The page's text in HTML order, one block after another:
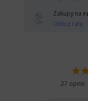
Zakupy na
Oblicz ratę
27 opinii